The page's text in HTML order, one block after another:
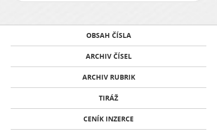
OBSAH ČÍSLA
ARCHIV ČÍSEL
ARCHIV RUBRIK
TIRÁŽ
CENÍK INZERCE